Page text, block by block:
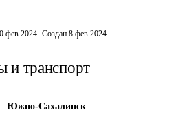
фев 2024. Создан 8 фев 2024
транспорт
Южно-Сахалинск